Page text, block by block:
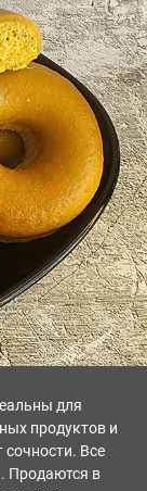
для
продуктов и
сочности. Все
Продаются в